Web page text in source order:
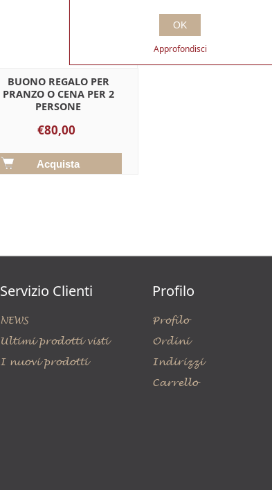
BUONO REGALO PER
PRANZO O CENA PER 2
PERSONE
€80,00
Servizio Clienti
NEWS
Ultimi prodotti visti
I nuovi prodotti
Profilo
Profilo
Ordini
Indirizzi
Carrello
OK
Approfondisci